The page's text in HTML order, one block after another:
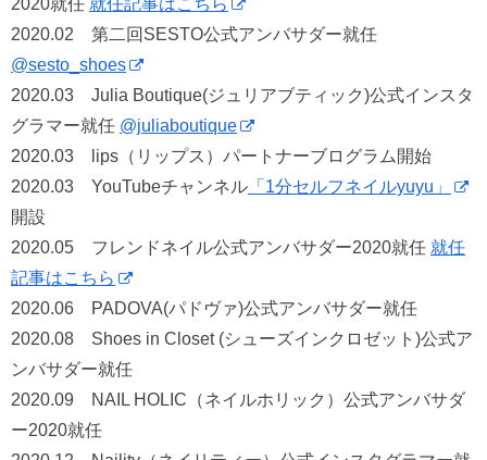
2020.02 第二回SESTO公式アンバサダー就任
@sesto_shoes
2020.03 Julia Boutique(ジュリアブティック)公式インスタ
グラマー就任 @juliaboutique
2020.03 lips（リップス）パートナーブログラム開始
2020.03 YouTubeチャンネル 「1分セルフネイルyuyu」
開設
2020.05 フレンドネイル公式アンバサダー2020就任 就任
記事はこちら
2020.06 PADOVA(パドヴァ)公式アンバサダー就任
2020.08 Shoes in Closet (シューズインクロゼット)公式ア
ンバサダー就任
2020.09 NAIL HOLIC（ネイルホリック）公式アンバサダ
ー2020就任